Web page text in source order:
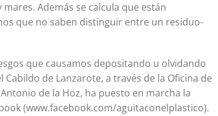
Además se calcula que están
que no saben distinguir entre un residuo-
que causamos depositando u olvidando
de Lanzarote, a través de la Oficina de
de la Hoz, ha puesto en marcha la
(www.facebook.com/aguitaconelplastico).